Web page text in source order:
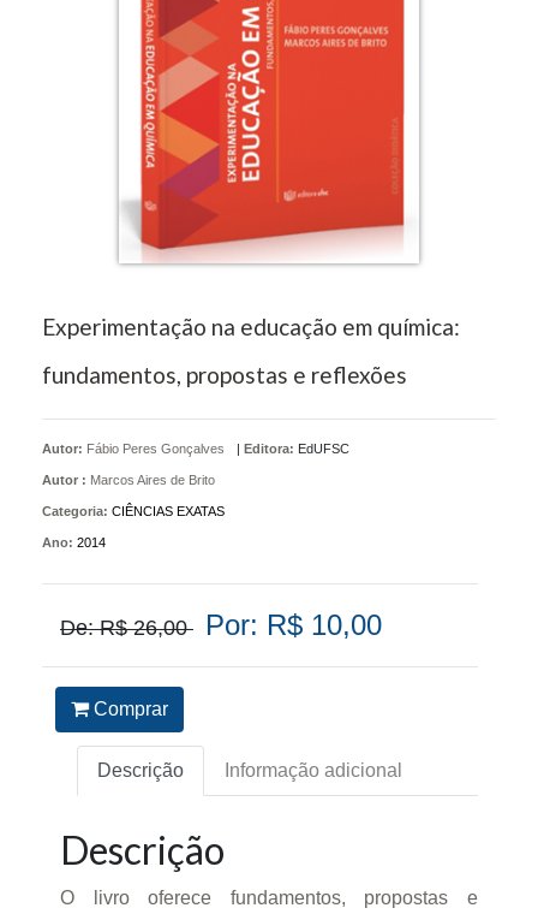
Experimentação na educação em química:
fundamentos, propostas e reflexões
Autor: Fábio Peres Gonçalves
Autor : Marcos Aires de Brito
| Editora: EdUFSC
Categoria: CIÊNCIAS EXATAS
Ano: 2014
De: R$ 26,00 Por: R$ 10,00
Comprar
Descrição Informação adicional
Descrição
O livro oferece fundamentos, propostas e